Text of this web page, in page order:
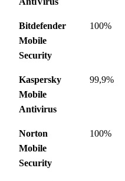
Bitdefender
Mobile
Security
100%
Kaspersky
Mobile
Antivirus
99,9%
Norton
Mobile
Security
100%